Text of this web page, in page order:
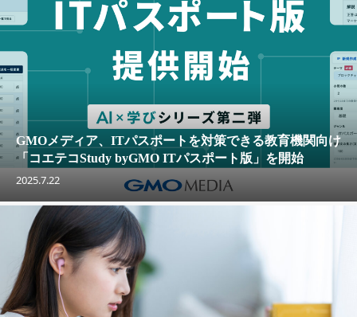
GMOメディア、ITパスポートを対策できる教育機関向け
「コエテコStudy byGMO ITパスポート版」を開始
2025.7.22